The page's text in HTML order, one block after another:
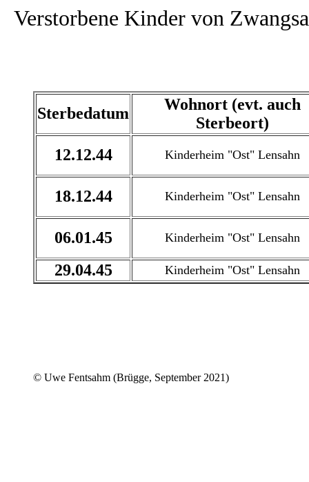
Verstorbene Kinder von
Sterbedatum
Wohnort (evt. auch
Sterbeort)
12.12.44
Kinderheim "Ost" Lensahn
18.12.44 Kinderheim "Ost" Lensahn
06.01.45 Kinderheim "Ost" Lensahn
29.04.45 Kinderheim "Ost" Lensahn
© Uwe Fentsahm (Brügge, September 2021)